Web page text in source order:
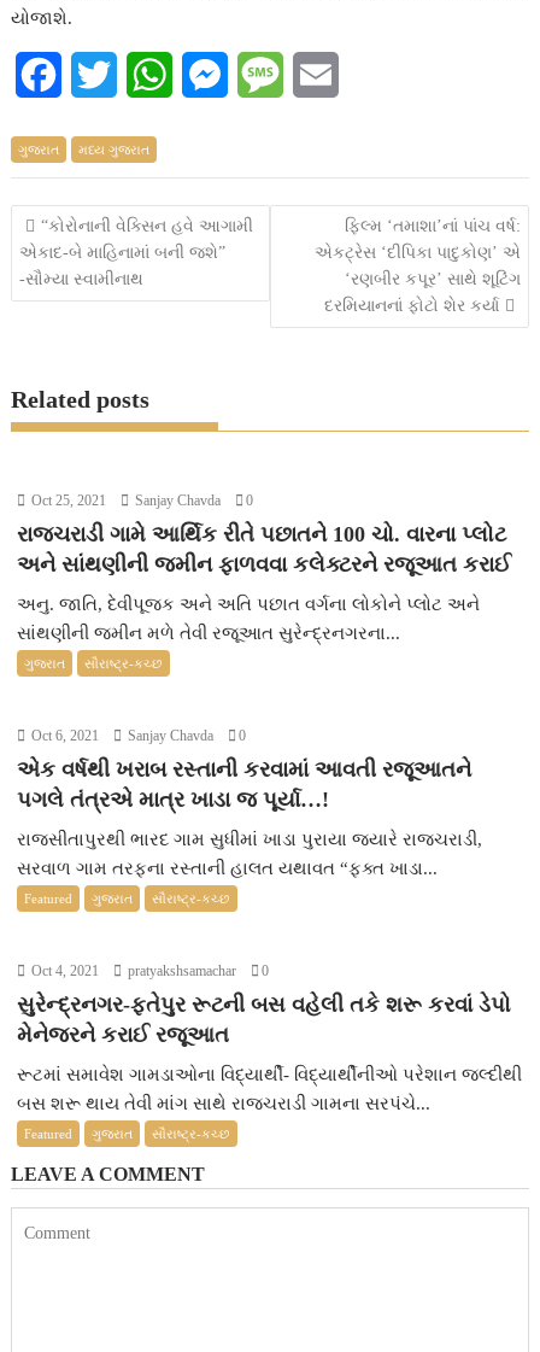
યોજાશે.
c
e
b
o
k
i
t
t
e
W
t
s
A
M
s
n
M
s i
l
ગુજરાત મધ્ય ગુજરાત
Post
navigation
“કોરોનાની વેક્સિન હવે આગામી
એકાદ-બે માહિનામાં બની જશે”
-સૌમ્યા સ્વામીનાથ
ફિલ્મ ‘તમાશા’નાં પાંચ વર્ષ:
એકટ્રેસ ‘દીપિકા પાદુકોણ’ એ
‘રણબીર કપૂર’ સાથે શૂટિંગ
દરમિયાનનાં ફોટો શેર કર્યા
Related posts
Oct 25, 2021 Sanjay Chavda 0
રાજચરાડી ગામે આર્થિક રીતે પછાતને 100 ચો. વારના પ્લોટ
અને સાંથણીની જમીન ફાળવવા કલેક્ટરને રજૂઆત કરાઈ
અનુ. જાતિ, દેવીપૂજક અને અતિ પછાત વર્ગના લોકોને પ્લોટ અને
સાંથણીની જમીન મળે તેવી રજૂઆત સુરેન્દ્રનગરના...
ગુજરાત સૌરાષ્ટ્ર-કચ્છ
Oct 6, 2021 Sanjay Chavda 0
એક વર્ષથી ખરાબ રસ્તાની કરવામાં આવતી રજૂઆતને
પગલે તંત્રએ માત્ર ખાડા જ પૂર્યા…!
રાજસીતાપુરથી ભારદ ગામ સુધીમાં ખાડા પુરાયા જ્યારે રાજચરાડી,
સરવાળ ગામ તરફના રસ્તાની હાલત યથાવત “ફક્ત ખાડા...
Featured ગુજરાત સૌરાષ્ટ્ર-કચ્છ
Oct 4, 2021 pratyakshsamachar 0
સુરેન્દ્રનગર-ફતેપુર રૂટની બસ વહેલી તકે શરૂ કરવાં ડેપો
મેનેજરને કરાઈ રજૂઆત
રૂટમાં સમાવેશ ગામડાઓના વિદ્યાર્થી- વિદ્યાર્થીનીઓ પરેશાન જલ્દીથી
બસ શરૂ થાય તેવી માંગ સાથે રાજચરાડી ગામના સરપંચે...
Featured ગુજરાત સૌરાષ્ટ્ર-કચ્છ
LEAVE A COMMENT